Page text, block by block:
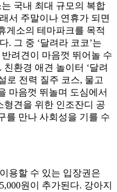
국내 최대 규모의 복합
서 주말이나 연휴가 되면
게소의 테마파크를 목적
. 그 중 ‘달려라 코코’는
려견이 마음껏 뛰어놀 수
환경 애견 놀이터 ‘달려
로 전력 질주 코스, 물고
마음껏 뛰놀며 도심에서
형견을 위한 인조잔디 공
를 만나 사회성을 기를 수
용할 수 있는 입장권은
원이 추가된다. 강아지